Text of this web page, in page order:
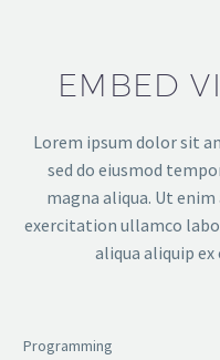
EMBED
Lorem ipsum dolor sit
sed do eiusmod
magna aliqua. Ut
exercitation ullamco
aliqua aliquip
Programming